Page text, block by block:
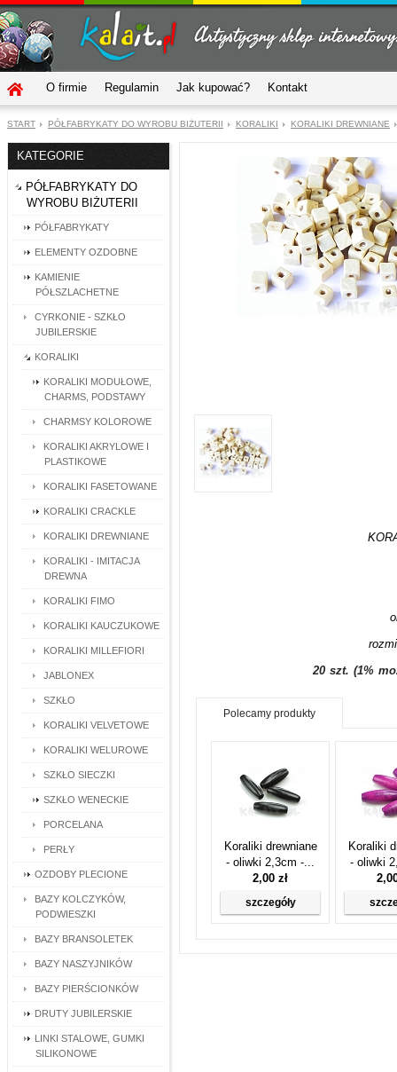
O firmie Regulamin Jak kupować? Kontakt
START PÓŁFABRYKATY DO WYROBU BIŻUTERII KORALIKI KORALIKI DREWNIANE
KATEGORIE
PÓŁFABRYKATY DO
WYROBU BIŻUTERII
PÓŁFABRYKATY
ELEMENTY OZDOBNE
KAMIENIE
PÓŁSZLACHETNE
CYRKONIE - SZKŁO
JUBILERSKIE
KORALIKI
KORALIKI MODUŁOWE,
CHARMS, PODSTAWY
CHARMSY KOLOROWE
KORALIKI AKRYLOWE I
PLASTIKOWE
KORALIKI FASETOWANE
KORALIKI CRACKLE
KORALIKI DREWNIANE
KORALIKI - IMITACJA
DREWNA
KORALIKI FIMO
KORALIKI KAUCZUKOWE
KORALIKI MILLEFIORI
JABLONEX
SZKŁO
KORALIKI VELVETOWE
KORALIKI WELUROWE
SZKŁO SIECZKI
SZKŁO WENECKIE
PORCELANA
PERŁY
OZDOBY PLECIONE
BAZY KOLCZYKÓW,
PODWIESZKI
BAZY BRANSOLETEK
BAZY NASZYJNIKÓW
BAZY PIERŚCIONKÓW
DRUTY JUBILERSKIE
LINKI STALOWE, GUMKI
SILIKONOWE
20 szt. (1%
Polecamy produkty
Koraliki drewniane
- oliwki 2,3cm -...
2,00 zł
szczegóły
Koraliki
- oliwki